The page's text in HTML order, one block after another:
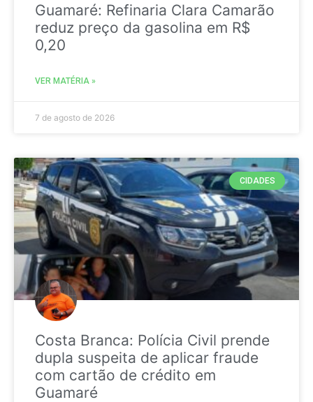
Guamaré: Refinaria Clara Camarão
reduz preço da gasolina em R$
0,20
VER MATÉRIA »
7 de agosto de 2026
CIDADES
Costa Branca: Polícia Civil prende
dupla suspeita de aplicar fraude
com cartão de crédito em
Guamaré